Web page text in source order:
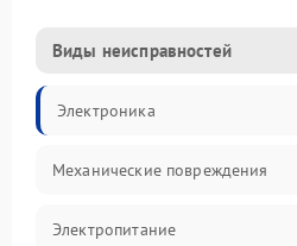
Виды неисправностей
Электроника
Механические повреждения
Электропитание